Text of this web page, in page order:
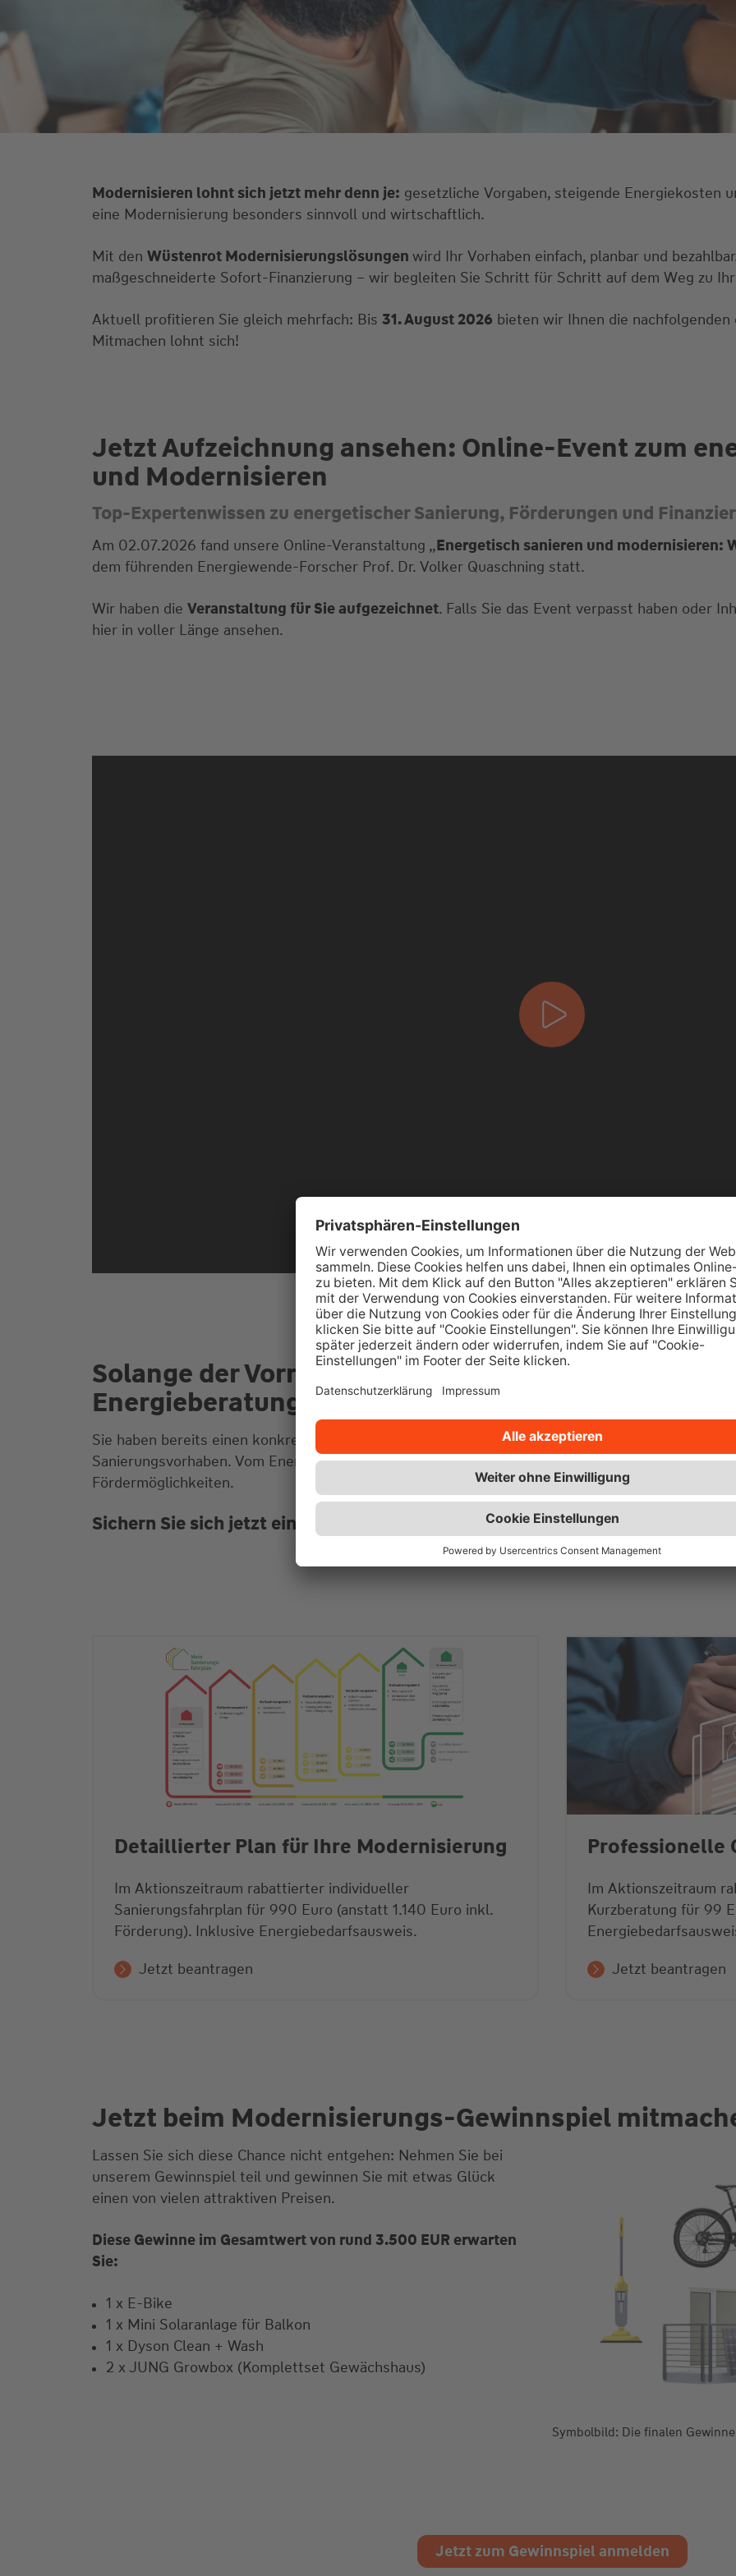
Modernisieren lohnt sich jetzt mehr denn je: gesetzliche Vorgaben, steigende Energiekosten
eine Modernisierung besonders sinnvoll und wirtschaftlich.
Mit den Wüstenrot Modernisierungslösungen wird Ihr Vorhaben einfach, planbar und
maßgeschneiderte Sofort-Finanzierung – wir begleiten Sie Schritt für Schritt auf dem Weg zu
Aktuell profitieren Sie gleich mehrfach: Bis 31. August 2026 bieten wir Ihnen die
Mitmachen lohnt sich!
Jetzt Aufzeichnung ansehen: Online-Event zum
und Modernisieren
Top-Expertenwissen zu energetischer Sanierung, Förderungen und
Am 02.07.2026 fand unsere Online-Veranstaltung „Energetisch sanieren und modernisieren:
dem führenden Energiewende-Forscher Prof. Dr. Volker Quaschning statt.
Wir haben die Veranstaltung für Sie aufgezeichnet. Falls Sie das Event verpasst haben oder
hier in voller Länge ansehen.
Solange der Vorrat reicht! Unsere Aktionsvorteile
Energieberatung
Sie haben bereits einen konkreten Modernisierungswunsch? Gerne begleiten Sie die Experten
Sanierungsvorhaben. Vom Energieausweis bis zum individuellen Sanierungsfahrplan – inklusive
Fördermöglichkeiten.
Sichern Sie sich jetzt einen von zwei Aktionsvorteilen:
Detaillierter Plan für Ihre Modernisierung
Im Aktionszeitraum rabattierter individueller
Sanierungsfahrplan für 990 Euro (anstatt 1.140 Euro inkl.
Förderung). Inklusive Energiebedarfsausweis.
Jetzt beantragen
Professionelle
Im Aktionszeitraum
Kurzberatung für 99
Jetzt beantragen
Jetzt beim Modernisierungs-Gewinnspiel
Symbolbild: Die finalen
Lassen Sie sich diese Chance nicht entgehen: Nehmen Sie bei
unserem Gewinnspiel teil und gewinnen Sie mit etwas Glück
einen von vielen attraktiven Preisen.
Diese Gewinne im Gesamtwert von rund 3.500 EUR erwarten
Sie:
1 x E-Bike
1 x Mini Solaranlage für Balkon
1 x Dyson Clean + Wash
2 x JUNG Growbox (Komplettset Gewächshaus)
Jetzt zum Gewinnspiel anmelden